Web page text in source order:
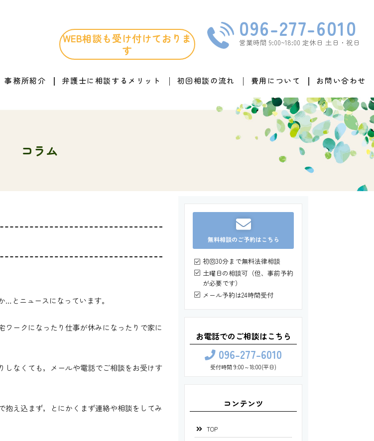
WEB相談も受け付けておりま
す
096-277-6010
営業時間 9:00~18:00 定休日 土日・祝日
事務所紹介 弁護士に相談するメリット 初回相談の流れ 費用について お問い合わせ
コラム
とニュースになっています。
ワークになったり仕事が休みになったりで家に
しなくても，メールや電話でご相談をお受けす
抱え込まず，とにかくまず連絡や相談をしてみ
無料相談のご予約はこちら
初回30分まで無料法律相談
土曜日の相談可（但、事前予約
が必要です）
メール予約は24時間受付
お電話でのご相談はこちら
096-277-6010
受付時間 9:00～18:00(平日)
コンテンツ
TOP